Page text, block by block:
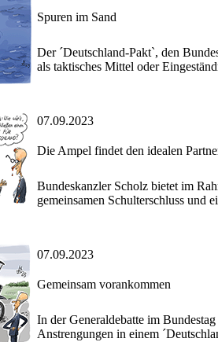
Spuren im Sand
Der ´Deutschland-Pakt`, den
als taktisches Mittel oder
07.09.2023
Die Ampel findet den idealen
Bundeskanzler Scholz bietet im
gemeinsamen Schulterschluss und
07.09.2023
Gemeinsam vorankommen
In der Generaldebatte im
Anstrengungen in einem